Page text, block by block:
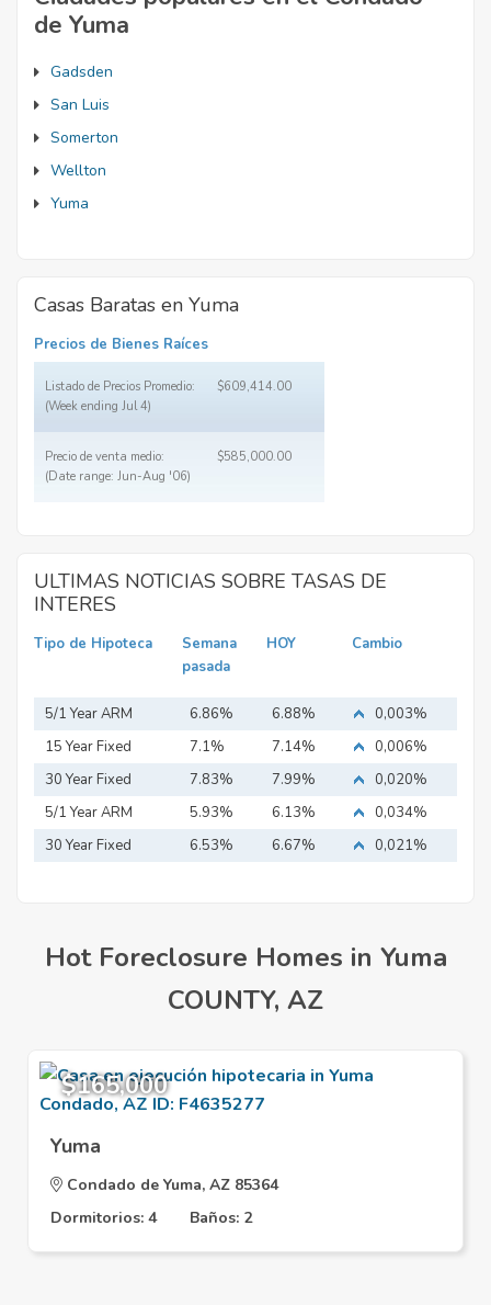
de Yuma
Gadsden
San Luis
Somerton
Wellton
Yuma
Casas Baratas en Yuma
Precios de Bienes Raíces
Listado de Precios Promedio:
(Week ending Jul 4)
$609,414.00
Precio de venta medio:
(Date range: Jun-Aug '06)
$585,000.00
ULTIMAS NOTICIAS SOBRE TASAS DE
INTERES
Tipo de Hipoteca
Semana
pasada
HOY Cambio
5/1 Year ARM 6.86% 6.88%
0,003%
15 Year Fixed
Mortgage
7.1% 7.14%
0,006%
30 Year Fixed
Mortgage
7.83% 7.99%
0,020%
5/1 Year ARM
5.93% 6.13%
0,034%
30 Year Fixed
6.53% 6.67% 0,021%
Hot Foreclosure Homes in Yuma
COUNTY, AZ
$165,000
Yuma
Condado de Yuma, AZ 85364
Dormitorios: 4
Baños: 2